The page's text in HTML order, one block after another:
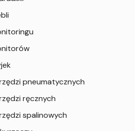
pneumatycznych
ręcznych
spalinowych